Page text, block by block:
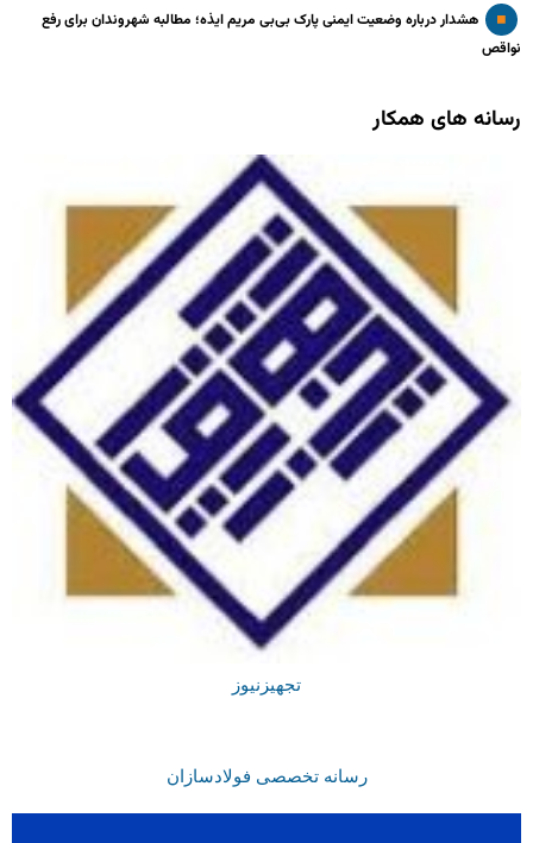
هشدار درباره وضعیت ایمنی پارک بی‌بی مریم ایذه؛ مطالبه شهروندان برای رفع
نواقص
رسانه های همکار
تجهیزنیوز
رسانه تخصصی فولادسازان